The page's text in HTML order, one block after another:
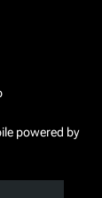
powered by